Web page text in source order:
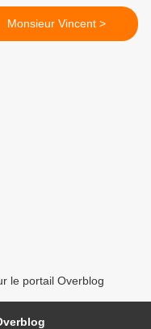
Monsieur Vincent >
le portail Overblog